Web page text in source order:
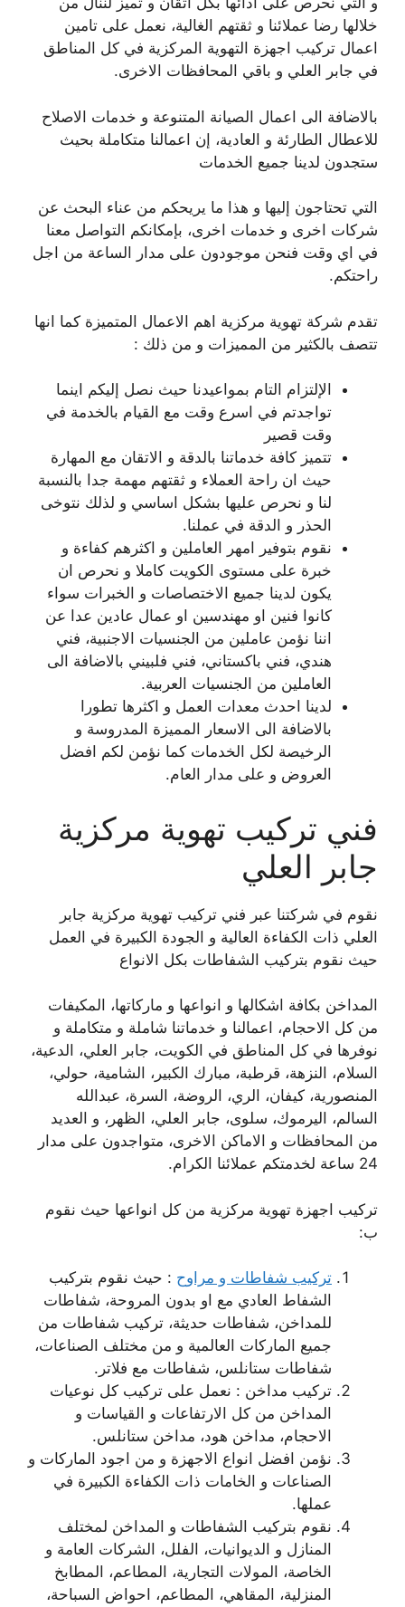
خلالها رضا عملائنا و ثقتهم الغالية، نعمل على تامين
اعمال تركيب اجهزة التهوية المركزية في كل المناطق
في جابر العلي و باقي المحافظات الاخرى.
بالاضافة الى اعمال الصيانة المتنوعة و خدمات الاصلاح
للاعطال الطارئة و العادية، إن اعمالنا متكاملة بحيث
ستجدون لدينا جميع الخدمات
التي تحتاجون إليها و هذا ما يريحكم من عناء البحث عن
شركات اخرى و خدمات اخرى، بإمكانكم التواصل معنا
في اي وقت فنحن موجودون على مدار الساعة من اجل
راحتكم.
تقدم شركة تهوية مركزية اهم الاعمال المتميزة كما انها
تتصف بالكثير من المميزات و من ذلك :
الإلتزام التام بمواعيدنا حيث نصل إليكم اينما
تواجدتم في اسرع وقت مع القيام بالخدمة في
وقت قصير
تتميز كافة خدماتنا بالدقة و الاتقان مع المهارة
حيث ان راحة العملاء و ثقتهم مهمة جدا بالنسبة
لنا و نحرص عليها بشكل اساسي و لذلك نتوخى
الحذر و الدقة في عملنا.
نقوم بتوفير امهر العاملين و اكثرهم كفاءة و
خبرة على مستوى الكويت كاملا و نحرص ان
يكون لدينا جميع الاختصاصات و الخبرات سواء
كانوا فنين او مهندسين او عمال عادين عدا عن
اننا نؤمن عاملين من الجنسيات الاجنبية، فني
هندي، فني باكستاني، فني فلبيني بالاضافة الى
العاملين من الجنسيات العربية.
لدينا احدث معدات العمل و اكثرها تطورا
بالاضافة الى الاسعار المميزة المدروسة و
الرخيصة لكل الخدمات كما نؤمن لكم افضل
العروض و على مدار العام.
فني تركيب تهوية مركزية
جابر العلي
نقوم في شركتنا عبر فني تركيب تهوية مركزية جابر
العلي ذات الكفاءة العالية و الجودة الكبيرة في العمل
حيث نقوم بتركيب الشفاطات بكل الانواع
المداخن بكافة اشكالها و انواعها و ماركاتها، المكيفات
من كل الاحجام، اعمالنا و خدماتنا شاملة و متكاملة و
نوفرها في كل المناطق في الكويت، جابر العلي، الدعية،
السلام، النزهة، قرطبة، مبارك الكبير، الشامية، حولي،
المنصورية، كيفان، الري، الروضة، السرة، عبدالله
السالم، اليرموك، سلوى، جابر العلي، الظهر، و العديد
من المحافظات و الاماكن الاخرى، متواجدون على مدار
24 ساعة لخدمتكم عملائنا الكرام.
تركيب اجهزة تهوية مركزية من كل انواعها حيث نقوم
ب:
تركيب شفاطات و مراوح : حيث نقوم بتركيب
الشفاط العادي مع او بدون المروحة، شفاطات
للمداخن، شفاطات حديثة، تركيب شفاطات من
جميع الماركات العالمية و من مختلف الصناعات،
شفاطات ستانلس، شفاطات مع فلاتر.
تركيب مداخن : نعمل على تركيب كل نوعيات
المداخن من كل الارتفاعات و القياسات و
الاحجام، مداخن هود، مداخن ستانلس.
نؤمن افضل انواع الاجهزة و من اجود الماركات و
الصناعات و الخامات ذات الكفاءة الكبيرة في
عملها.
نقوم بتركيب الشفاطات و المداخن لمختلف
المنازل و الديوانيات، الفلل، الشركات العامة و
الخاصة، المولات التجارية، المطاعم، المطابخ
المنزلية، المقاهي، المطاعم، احواض السباحة،